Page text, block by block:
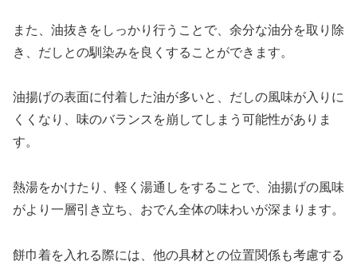
また、油抜きをしっかり行うことで、余分な油分を取り除
き、だしとの馴染みを良くすることができます。
油揚げの表面に付着した油が多いと、だしの風味が入りに
くくなり、味のバランスを崩してしまう可能性がありま
す。
熱湯をかけたり、軽く湯通しをすることで、油揚げの風味
がより一層引き立ち、おでん全体の味わいが深まります。
餅巾着を入れる際には、他の具材との位置関係も考慮する